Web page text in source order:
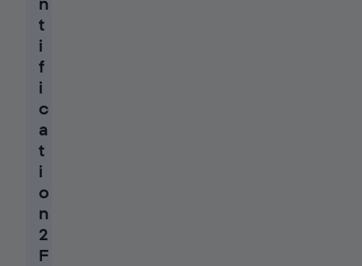
t
i
f
i
c
a
t
i
o
n
2
F